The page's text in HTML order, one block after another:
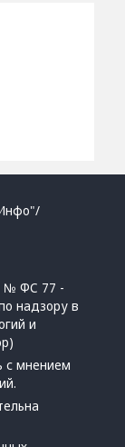
№ ФС 77 -
надзору в
и
с мнением